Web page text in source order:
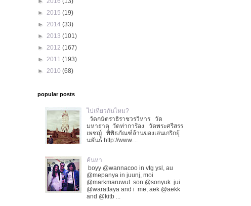
► 2015 (19)
► 2014 (33)
► 2013 (101)
► 2012 (167)
► 2011 (193)
► 2010 (68)
popular posts
ไปเที่ยวกันไหม?
วัดกษัตราธิราชวรวิหาร วัด
มหาธาตุ วัดท่าการ้อง วัดพระศรีสรร
เพชญ์ พิพิธภัณฑ์ล้านของเล่นเกริกยุ้
นพันธ์ http://www....
ค้นหา
boyy @wannacoo in vtg ysl, au
@mepanya in juunj, moi
@markmaruwut son @sonyuk jui
@warattaya and i me, aek @aekk
and @kitb ...